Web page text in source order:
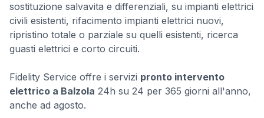
sostituzione salvavita e differenziali, su impianti elettrici
civili esistenti, rifacimento impianti elettrici nuovi,
ripristino totale o parziale su quelli esistenti, ricerca
guasti elettrici e corto circuiti.
Fidelity Service offre i servizi pronto intervento
elettrico a Balzola 24h su 24 per 365 giorni all'anno,
anche ad agosto.